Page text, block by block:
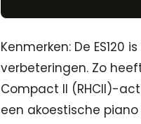
Kenmerken: De ES120
verbeteringen. Zo
Compact II (RHCII)-
een akoestische piano